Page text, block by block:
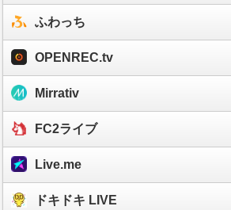
ふわっち
OPENREC.tv
Mirrativ
FC2ライブ
Live.me
ドキドキ LIVE